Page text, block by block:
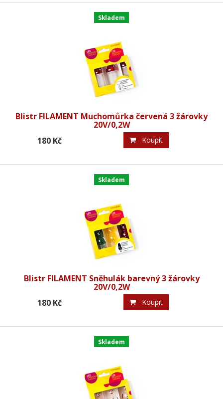
Blistr FILAMENT Muchomůrka červená 3 žárovky
20V/0,2W
Skladem
180 Kč Koupit
Blistr FILAMENT Sněhulák barevný 3 žárovky
20V/0,2W
Skladem
180 Kč Koupit
Skladem